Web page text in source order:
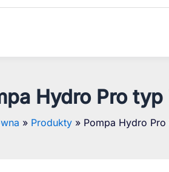
Hydro Pro typ
Produkty Pompa Hydro Pro